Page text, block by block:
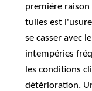
première raison
tuiles est
se casser avec
intempéries
les conditions
détérioration.